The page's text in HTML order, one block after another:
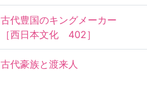
古代豊国のキングメーカー
［西日本文化　402］
古代豪族と渡来人